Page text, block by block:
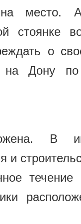
место.
стоянке
о
на Дону по
В
и